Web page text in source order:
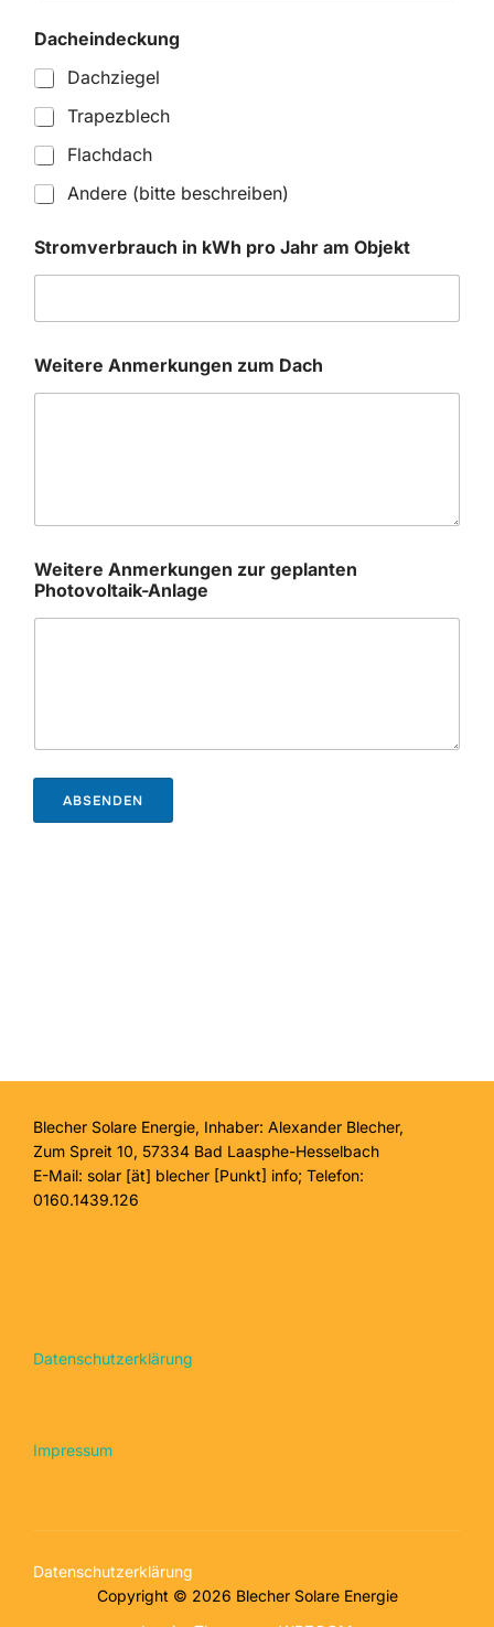
Dacheindeckung
Dachziegel
Trapezblech
Flachdach
Andere (bitte beschreiben)
Stromverbrauch in kWh pro Jahr am Objekt
Weitere Anmerkungen zum Dach
Weitere Anmerkungen zur geplanten
Photovoltaik-Anlage
ABSENDEN
Blecher Solare Energie, Inhaber: Alexander Blecher,
Zum Spreit 10, 57334 Bad Laasphe-Hesselbach
E-Mail: solar [ät] blecher [Punkt] info; Telefon:
0160.1439.126
Datenschutzerklärung
Impressum
Datenschutzerklärung
Copyright © 2026 Blecher Solare Energie